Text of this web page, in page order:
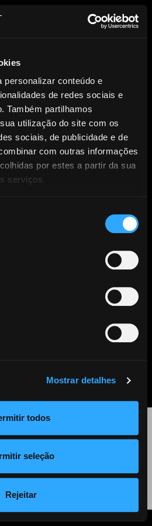
personalizar conteúdo e
de redes sociais e
Também partilhamos
utilização do site com os
sociais, de publicidade e de
com outras informações
por estes a partir da sua
serviços.
Mostrar detalhes
todos
seleção
Rejeitar
PT
Coletiva de
para ver
Audiogest